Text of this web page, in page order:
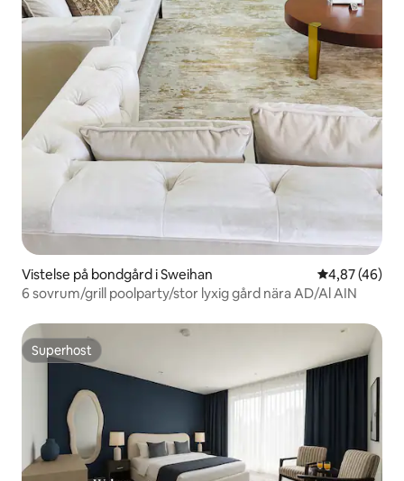
Vistelse på bondgård i Sweihan 4,87 av 5 i
4,87 (46)
6 sovrum/grill poolparty/stor lyxig gård nära AD/Al AIN
Superhost
Superhost